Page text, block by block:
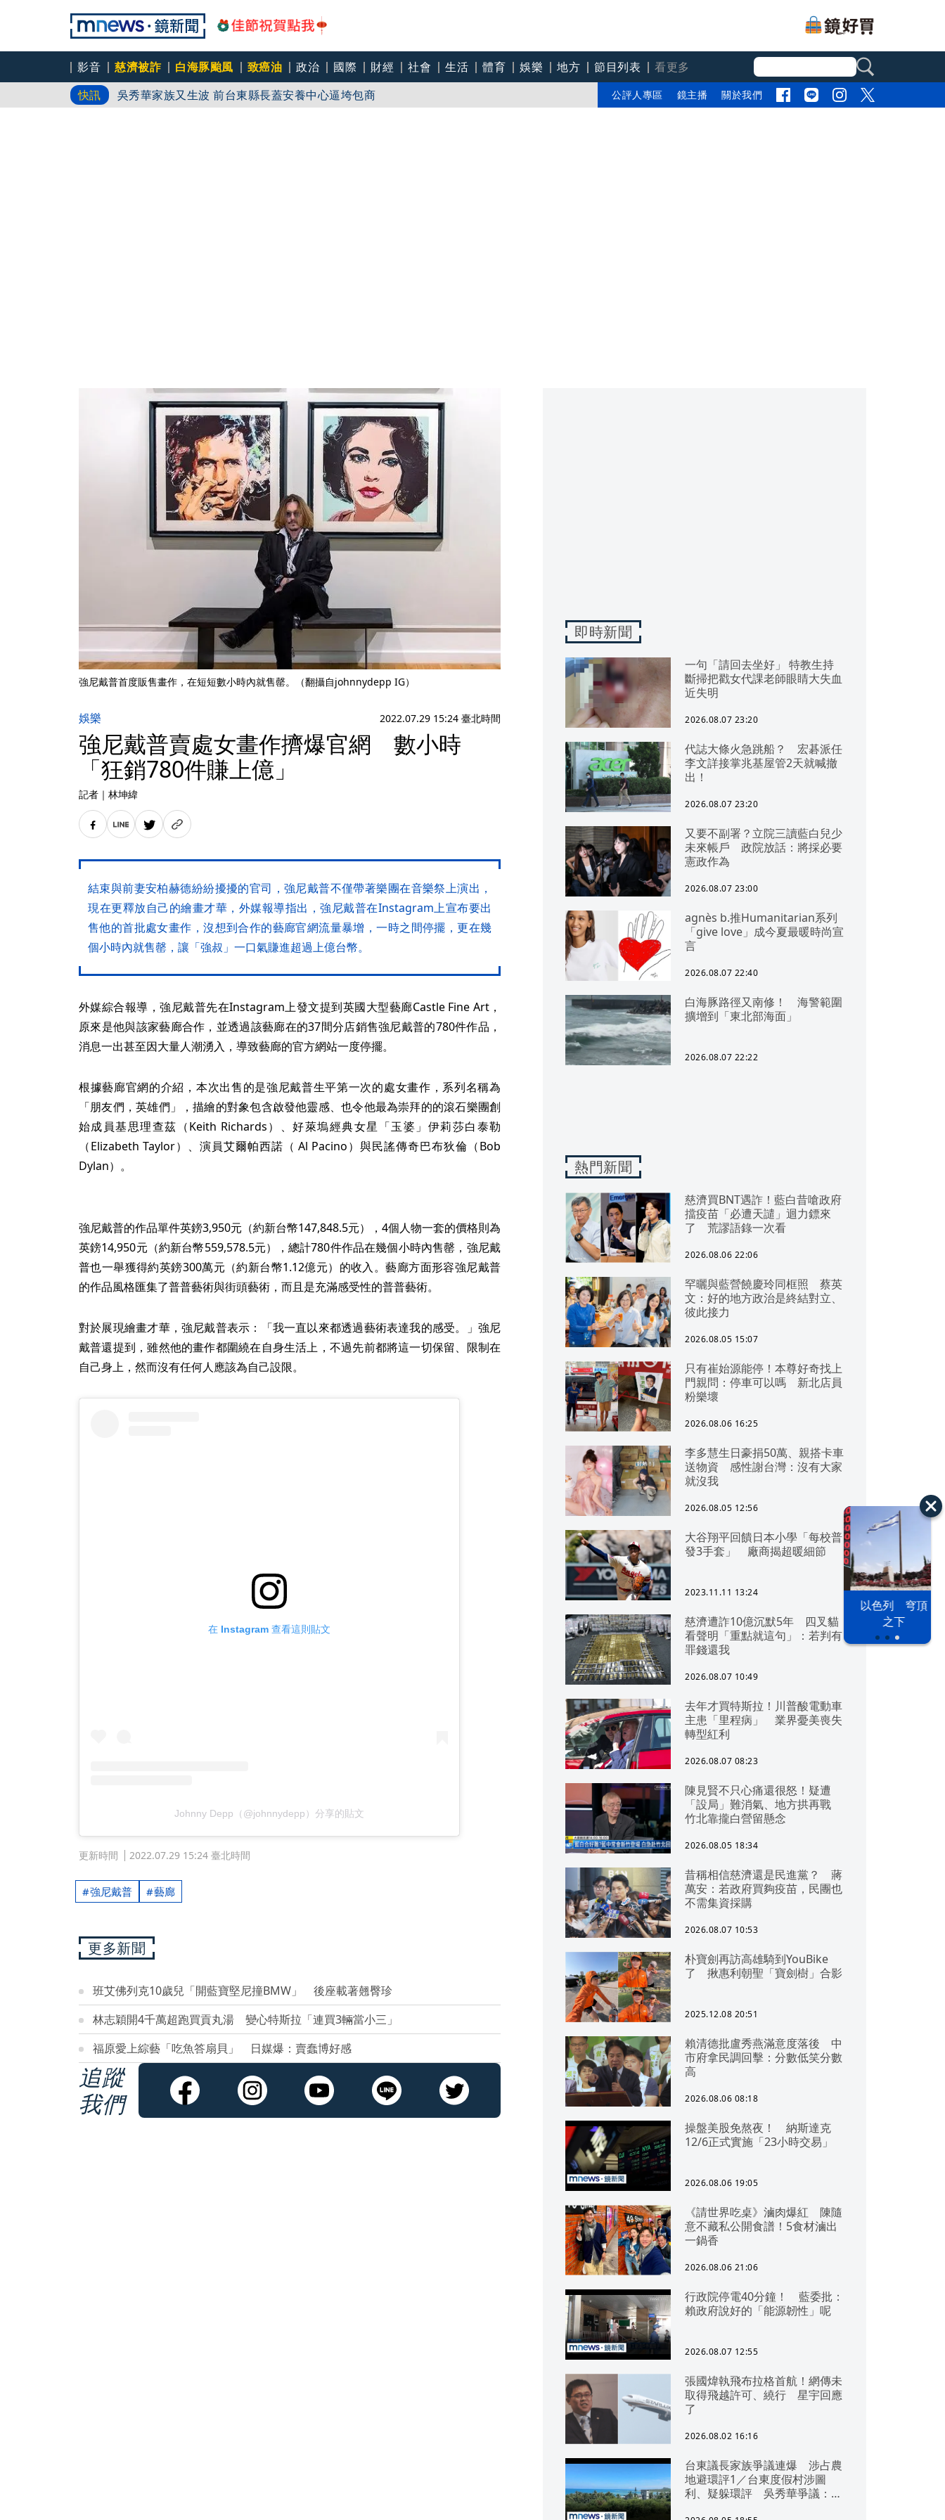
影音 慈濟被詐 白海豚颱風 致癌油 政治 國際 財經 社會 生活 體育 娛樂 地方 節目列表
看更多
快訊
慈濟挨詐十億／綠批抹黑「欠陳時中一個道歉」 柯志恩反嗆：比病毒還要毒
吳秀華家族又生波 前台東縣長蓋安養中心逼垮包商
公評人專區 鏡主播 關於我們
漢光42演習 台股投資熱
以色列 穹頂
之下
強尼戴普首度販售畫作，在短短數小時內就售罄。（翻攝自johnnydepp IG）
娛樂 2022.07.29 15:24 臺北時間
強尼戴普賣處女畫作擠爆官網 數小時
「狂銷780件賺上億」
記者 ｜ 林坤緯
結束與前妻安柏赫德紛紛擾擾的官司，強尼戴普不僅帶著樂團在音樂祭上演出，
現在更釋放自己的繪畫才華，外媒報導指出，強尼戴普在Instagram上宣布要出
售他的首批處女畫作，沒想到合作的藝廊官網流量暴增，一時之間停擺，更在幾
個小時內就售罄，讓「強叔」一口氣賺進超過上億台幣。
外媒綜合報導，強尼戴普先在Instagram上發文提到英國大型藝廊Castle Fine Art，
原來是他與該家藝廊合作，並透過該藝廊在的37間分店銷售強尼戴普的780件作品，
消息一出甚至因大量人潮湧入，導致藝廊的官方網站一度停擺。
根據藝廊官網的介紹，本次出售的是強尼戴普生平第一次的處女畫作，系列名稱為
「朋友們，英雄們」，描繪的對象包含啟發他靈感、也令他最為崇拜的的滾石樂團創
始成員基思理查茲（Keith Richards）、好萊塢經典女星「玉婆」伊莉莎白泰勒
（Elizabeth Taylor）、演員艾爾帕西諾（ Al Pacino）與民謠傳奇巴布狄倫（Bob
Dylan）。
強尼戴普的作品單件英鎊3,950元（約新台幣147,848.5元），4個人物一套的價格則為
英鎊14,950元（約新台幣559,578.5元），總計780件作品在幾個小時內售罄，強尼戴
普也一舉獲得約英鎊300萬元（約新台幣1.12億元）的收入。藝廊方面形容強尼戴普
的作品風格匯集了普普藝術與街頭藝術，而且是充滿感受性的普普藝術。
對於展現繪畫才華，強尼戴普表示：「我一直以來都透過藝術表達我的感受。」強尼
戴普還提到，雖然他的畫作都圍繞在自身生活上，不過先前都將這一切保留、限制在
自己身上，然而沒有任何人應該為自己設限。
在 Instagram 查看這則貼文
Johnny Depp（@johnnydepp）分享的貼文
更新時間 2022.07.29 15:24 臺北時間
強尼戴普 藝廊
更多新聞
班艾佛列克10歲兒「開藍寶堅尼撞BMW」 後座載著翹臀珍
林志穎開4千萬超跑買貢丸湯 變心特斯拉「連買3輛當小三」
福原愛上綜藝「吃魚答扇貝」 日媒爆：賣蠢博好感
追蹤
我們
即時新聞
一句「請回去坐好」 特教生持
斷掃把戳女代課老師眼睛大失血
近失明
2026.08.07 23:20
代誌大條火急跳船？ 宏碁派任
李文詳接掌兆基屋管2天就喊撤
出！
2026.08.07 23:20
又要不副署？立院三讀藍白兒少
未來帳戶 政院放話：將採必要
憲政作為
2026.08.07 23:00
agnès b.推Humanitarian系列
「give love」成今夏最暖時尚宣
言
2026.08.07 22:40
白海豚路徑又南修！ 海警範圍
擴增到「東北部海面」
2026.08.07 22:22
熱門新聞
慈濟買BNT遇詐！藍白昔嗆政府
擋疫苗「必遭天譴」迴力鏢來
了 荒謬語錄一次看
2026.08.06 22:06
罕曬與藍營饒慶玲同框照 蔡英
文：好的地方政治是終結對立、
彼此接力
2026.08.05 15:07
只有崔始源能停！本尊好奇找上
門親問：停車可以嗎 新北店員
粉樂壞
2026.08.06 16:25
李多慧生日豪捐50萬、親搭卡車
送物資 感性謝台灣：沒有大家
就沒我
2026.08.05 12:56
大谷翔平回饋日本小學「每校普
發3手套」 廠商揭超暖細節
2023.11.11 13:24
慈濟遭詐10億沉默5年 四叉貓
看聲明「重點就這句」：若判有
罪錢還我
2026.08.07 10:49
去年才買特斯拉！川普酸電動車
主患「里程病」 業界憂美喪失
轉型紅利
2026.08.07 08:23
陳見賢不只心痛還很怒！疑遭
「設局」難消氣、地方拱再戰
竹北靠攏白營留懸念
2026.08.05 18:34
昔稱相信慈濟還是民進黨？ 蔣
萬安：若政府買夠疫苗，民團也
不需集資採購
2026.08.07 10:53
朴寶劍再訪高雄騎到YouBike
了 揪惠利朝聖「寶劍樹」合影
2025.12.08 20:51
賴清德批盧秀燕滿意度落後 中
市府拿民調回擊：分數低笑分數
高
2026.08.06 08:18
操盤美股免熬夜！ 納斯達克
12/6正式實施「23小時交易」
2026.08.06 19:05
《請世界吃桌》滷肉爆紅 陳隨
意不藏私公開食譜！5食材滷出
一鍋香
2026.08.06 21:06
行政院停電40分鐘！ 藍委批：
賴政府說好的「能源韌性」呢
2026.08.07 12:55
張國煒執飛布拉格首航！網傳未
取得飛越許可、繞行 星宇回應
了
2026.08.02 16:16
台東議長家族爭議連爆 涉占農
地避環評1／台東度假村涉圖
利、疑躲環評 吳秀華爭議：概